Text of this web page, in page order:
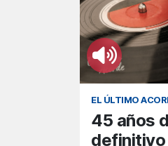
EL ÚLTIMO
45 años
definitivo